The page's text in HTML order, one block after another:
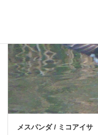
メスパンダ / ミコアイサ